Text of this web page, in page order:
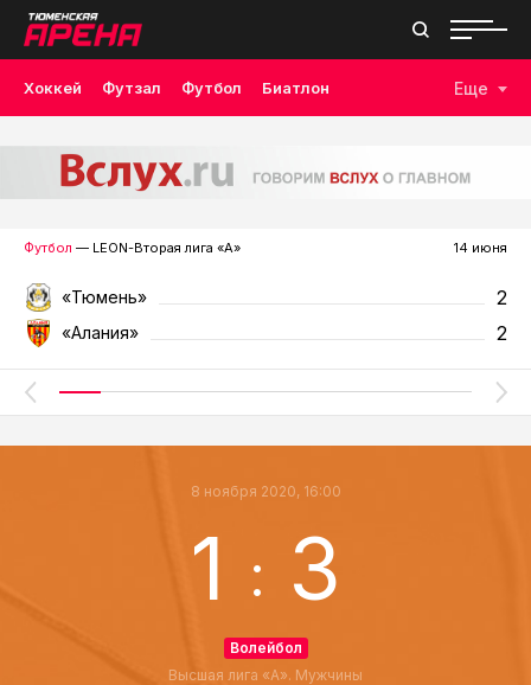
Хоккей Футзал Футбол Биатлон Еще
Футбол — LEON-Вторая лига «А» 14 июня
«Тюмень» 2
«Алания» 2
8 ноября 2020, 16:00
1 : 3
Волейбол
Высшая лига «А». Мужчины